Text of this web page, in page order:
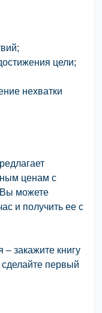
цели;
нехватки
ценам с
Вы можете
и получить ее с
– закажите книгу
сделайте первый